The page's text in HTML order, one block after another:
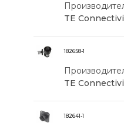
TE
182658-1
TE
182641-1